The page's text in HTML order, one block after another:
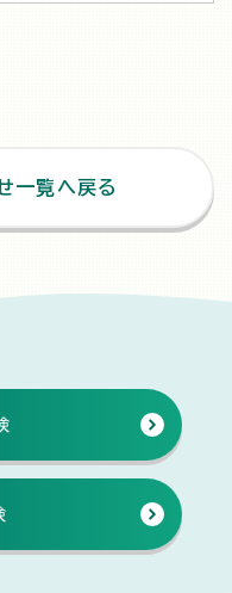
一覧へ戻る